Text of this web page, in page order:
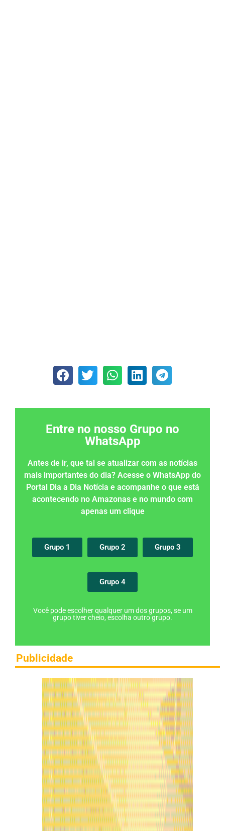
Entre no nosso Grupo no
WhatsApp
Antes de ir, que tal se atualizar com as notícias
mais importantes do dia? Acesse o WhatsApp do
Portal Dia a Dia Notícia e acompanhe o que está
acontecendo no Amazonas e no mundo com
apenas um clique
Grupo 1 Grupo 2 Grupo 3
Grupo 4
Você pode escolher qualquer um dos grupos, se um
grupo tiver cheio, escolha outro grupo.
Publicidade